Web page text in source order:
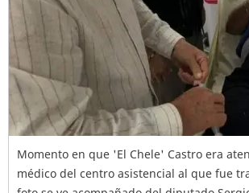
Momento en que 'El Chele' Castro era
médico del centro asistencial al que fue